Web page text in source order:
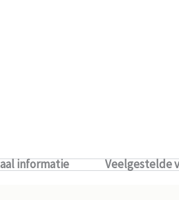
informatie Veelgestelde